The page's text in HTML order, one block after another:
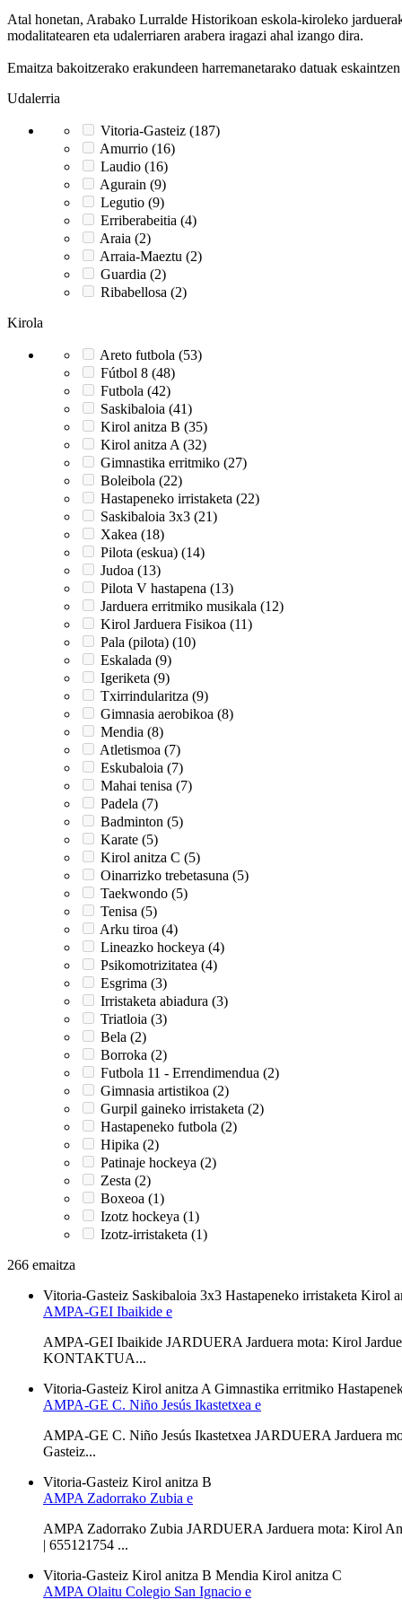
Atal honetan, Arabako Lurralde Historikoan eskola-kiroleko
modalitatearen eta udalerriaren arabera iragazi ahal izango dira.
Emaitza bakoitzerako erakundeen harremanetarako datuak
Udalerria
Vitoria-Gasteiz (187)
Amurrio (16)
Laudio (16)
Agurain (9)
Legutio (9)
Erriberabeitia (4)
Araia (2)
Arraia-Maeztu (2)
Guardia (2)
Ribabellosa (2)
Kirola
Areto futbola (53)
Fútbol 8 (48)
Futbola (42)
Saskibaloia (41)
Kirol anitza B (35)
Kirol anitza A (32)
Gimnastika erritmiko (27)
Boleibola (22)
Hastapeneko irristaketa (22)
Saskibaloia 3x3 (21)
Xakea (18)
Pilota (eskua) (14)
Judoa (13)
Pilota V hastapena (13)
Jarduera erritmiko musikala (12)
Kirol Jarduera Fisikoa (11)
Pala (pilota) (10)
Eskalada (9)
Igeriketa (9)
Txirrindularitza (9)
Gimnasia aerobikoa (8)
Mendia (8)
Atletismoa (7)
Eskubaloia (7)
Mahai tenisa (7)
Padela (7)
Badminton (5)
Karate (5)
Kirol anitza C (5)
Oinarrizko trebetasuna (5)
Taekwondo (5)
Tenisa (5)
Arku tiroa (4)
Lineazko hockeya (4)
Psikomotrizitatea (4)
Esgrima (3)
Irristaketa abiadura (3)
Triatloia (3)
Bela (2)
Borroka (2)
Futbola 11 - Errendimendua (2)
Gimnasia artistikoa (2)
Gurpil gaineko irristaketa (2)
Hastapeneko futbola (2)
Hipika (2)
Patinaje hockeya (2)
Zesta (2)
Boxeoa (1)
Izotz hockeya (1)
Izotz-irristaketa (1)
266 emaitza
Vitoria-Gasteiz Saskibaloia 3x3 Hastapeneko irristaketa Kirol
AMPA-GEI Ibaikide e
AMPA-GEI Ibaikide JARDUERA Jarduera mota: Kirol
KONTAKTUA...
Vitoria-Gasteiz Kirol anitza A Gimnastika erritmiko
AMPA-GE C. Niño Jesús Ikastetxea e
AMPA-GE C. Niño Jesús Ikastetxea JARDUERA Jarduera
Gasteiz...
Vitoria-Gasteiz Kirol anitza B
AMPA Zadorrako Zubia e
AMPA Zadorrako Zubia JARDUERA Jarduera mota: Kirol
| 655121754 ...
Vitoria-Gasteiz Kirol anitza B Mendia Kirol anitza C
AMPA Olaitu Colegio San Ignacio e